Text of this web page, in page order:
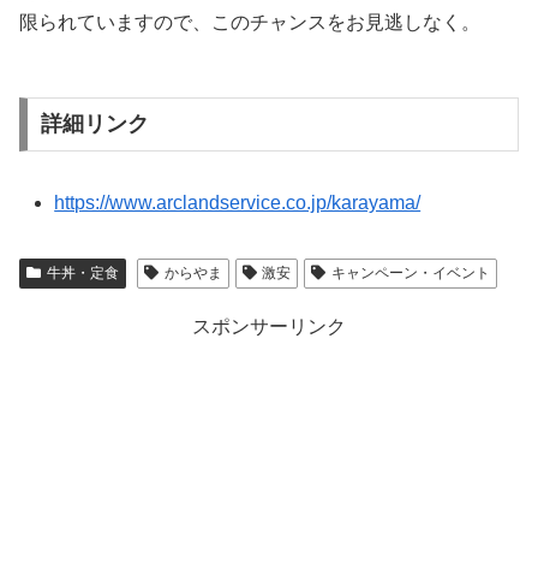
限られていますので、このチャンスをお見逃しなく。
詳細リンク
https://www.arclandservice.co.jp/karayama/
牛丼・定食 からやま 激安 キャンペーン・イベント
スポンサーリンク